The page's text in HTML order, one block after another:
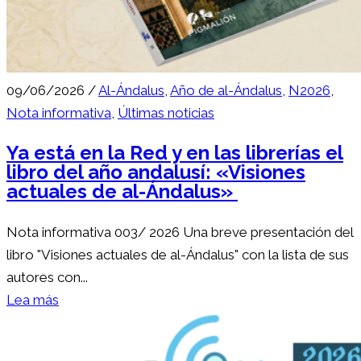
09/06/2026 /Al-Ándalus, Año de al-Ándalus, N2026,
Nota informativa, Últimas noticias
Ya está en la Red y en las librerías el
libro del año andalusí: «Visiones
actuales de al-Ándalus»
Nota informativa 003/ 2026 Una breve presentación del
libro "Visiones actuales de al-Ándalus" con la lista de sus
autores con...
Lea más